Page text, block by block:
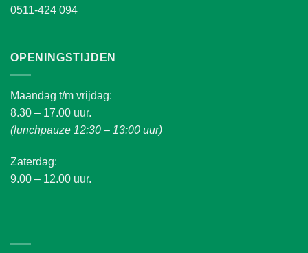
0511-424 094
OPENINGSTIJDEN
Maandag t/m vrijdag:
8.30 – 17.00 uur.
(lunchpauze 12:30 – 13:00 uur)
Zaterdag:
9.00 – 12.00 uur.